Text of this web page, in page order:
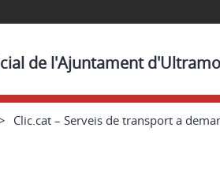
de l'Ajuntament
Clic.cat – Serveis de transport a